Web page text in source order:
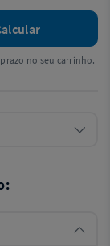
no seu carrinho.